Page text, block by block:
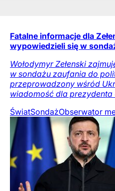
Fatalne informacje dla
wypowiedzieli się w
Wołodymyr Zełenski
w sondażu zaufania do
przeprowadzony wśród
wiadomość dla prezydenta
ŚwiatSondażObserwator